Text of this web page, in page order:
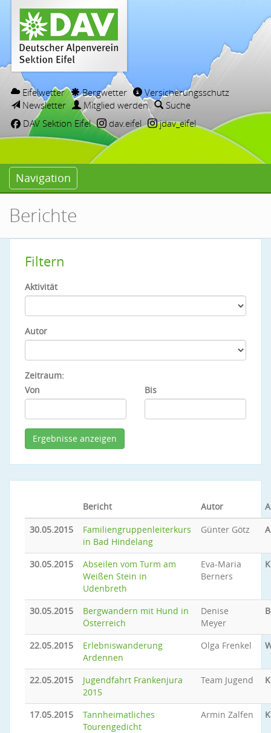
Eifelwetter Bergwetter
Versicherungsschutz
Newsletter
Mitglied werden
Suche
DAV Sektion Eifel
dav.eifel jdav_eifel
Navigation
Berichte
Filtern
Aktivität
Autor
Zeitraum:
Von
Bis
Bericht Autor
30.05.2015
Familiengruppenleiterkurs
in Bad Hindelang
Günter Götz
30.05.2015
Abseilen vom Turm am
Weißen Stein in
Udenbreth
Eva-Maria
Berners
30.05.2015
Bergwandern mit Hund in
Österreich
Denise
Meyer
22.05.2015
Erlebniswanderung
Ardennen
Olga Frenkel
22.05.2015
Jugendfahrt Frankenjura
2015
Team Jugend
17.05.2015
Tannheimatliches
Tourengedicht
Armin Zalfen